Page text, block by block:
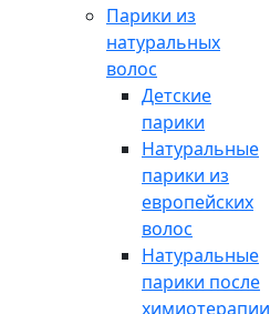
Парики из
натуральных
волос
Детские
парики
Натуральные
парики из
европейских
волос
Натуральные
парики после
химиотерапии